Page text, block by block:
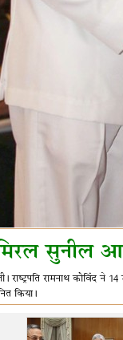
सुनील
राष्ट्रपति रामनाथ कोविंद
किया।